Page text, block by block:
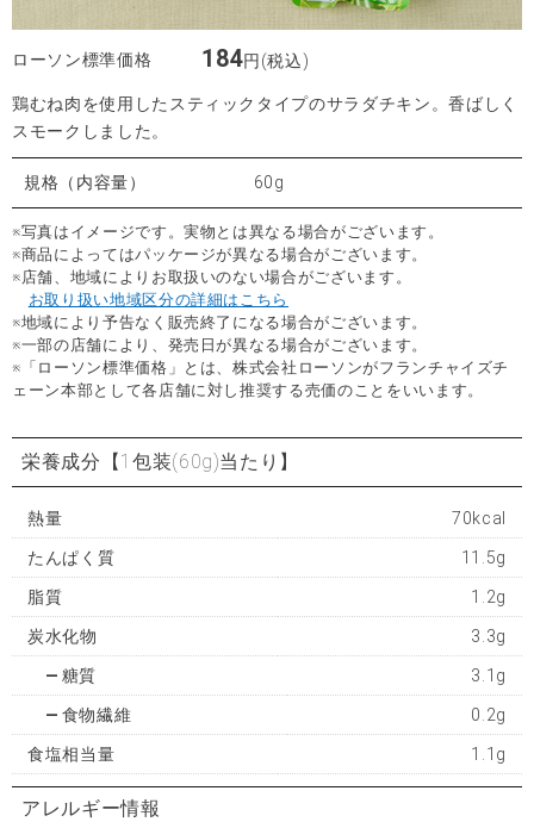
ローソン標準価格 184円(税込)
鶏むね肉を使用したスティックタイプのサラダチキン。香ばしく
スモークしました。
規格（内容量） 60g
※写真はイメージです。実物とは異なる場合がございます。
※商品によってはパッケージが異なる場合がございます。
※店舗、地域によりお取扱いのない場合がございます。
お取り扱い地域区分の詳細はこちら
※地域により予告なく販売終了になる場合がございます。
※一部の店舗により、発売日が異なる場合がございます。
※「ローソン標準価格」とは、株式会社ローソンがフランチャイズチ
ェーン本部として各店舗に対し推奨する売価のことをいいます。
栄養成分 【1包装(60g)当たり】
熱量 70kcal
たんぱく質 11.5g
脂質 1.2g
炭水化物 3.3g
糖質 3.1g
食物繊維 0.2g
食塩相当量 1.1g
アレルギー情報